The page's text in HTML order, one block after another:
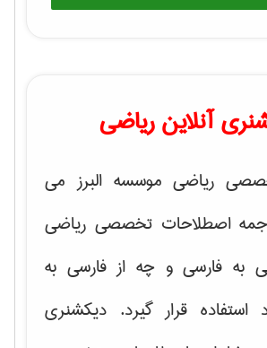
آنلاین ریاضی
ریاضی موسسه البرز می
اصطلاحات تخصصی ریاضی
به فارسی و چه از فارسی به
استفاده قرار گیرد. دیکشنری